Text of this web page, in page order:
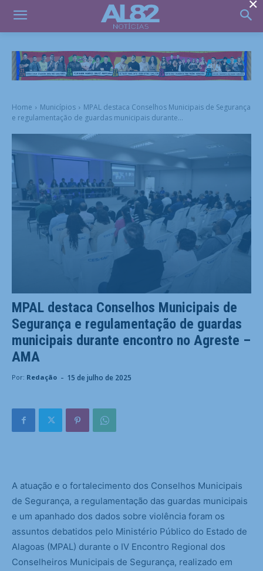
Home Municípios
MPAL destaca Conselhos Municipais de Segurança
e regulamentação de guardas municipais durante...
MPAL destaca Conselhos Municipais de
Segurança e regulamentação de guardas
municipais durante encontro no Agreste –
AMA
Por: Redação - 15 de julho de 2025
A atuação e o fortalecimento dos Conselhos Municipais
de Segurança, a regulamentação das guardas municipais
e um apanhado dos dados sobre violência foram os
assuntos debatidos pelo Ministério Público do Estado de
Alagoas (MPAL) durante o IV Encontro Regional dos
Conselheiros Municipais de Segurança, realizado em